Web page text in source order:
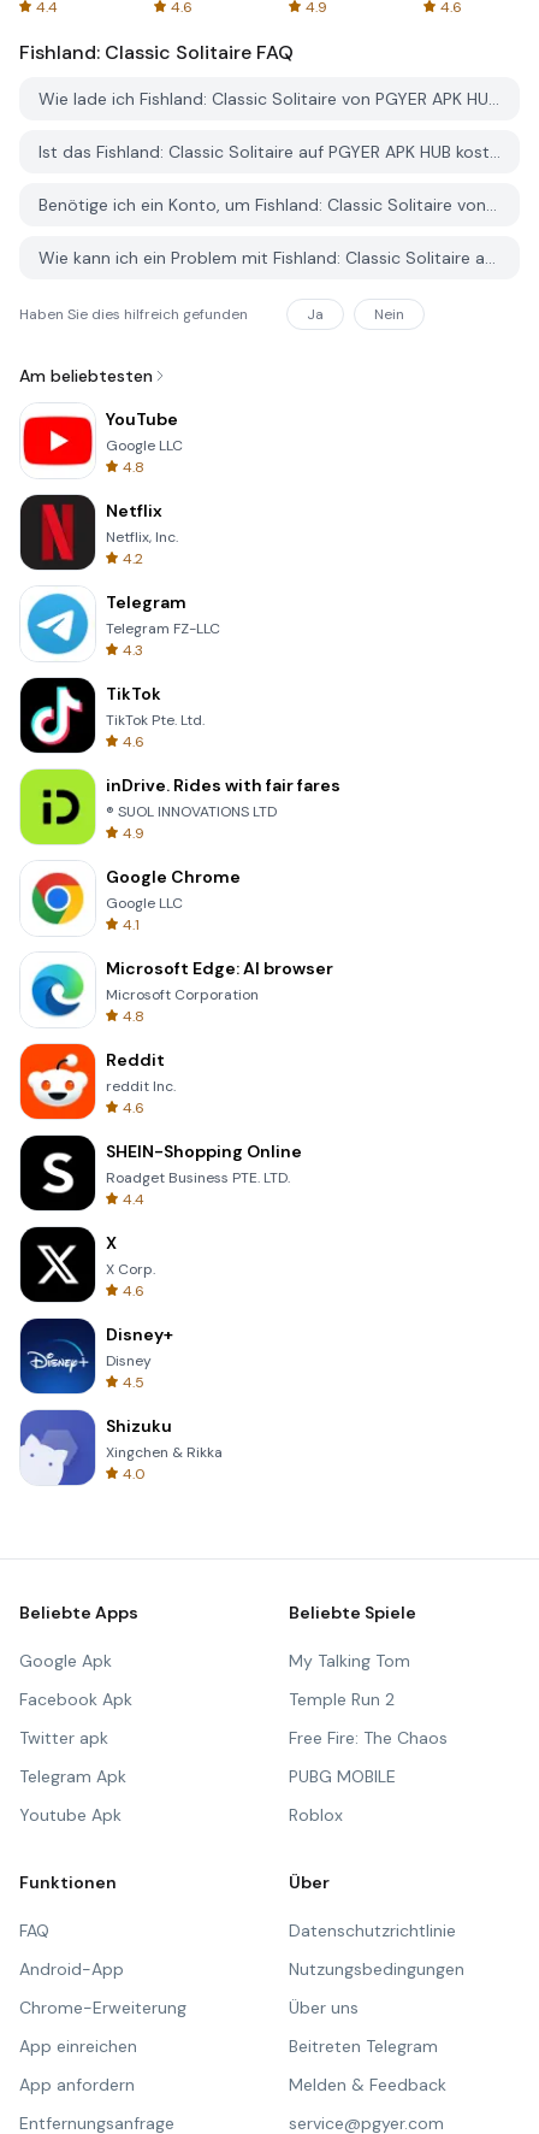
4.4 4.6 4.9 4.6
Fishland: Classic Solitaire FAQ
Wie lade ich Fishland: Classic Solitaire von PGYER APK HUB herunter?
Ist das Fishland: Classic Solitaire auf PGYER APK HUB kostenlos zum Download?
Benötige ich ein Konto, um Fishland: Classic Solitaire von PGYER APK HUB herunterzuladen?
Wie kann ich ein Problem mit Fishland: Classic Solitaire auf PGYER APK HUB melden?
Haben Sie dies hilfreich gefunden Ja Nein
Am beliebtesten
YouTube
Google LLC
4.8
Netflix
Netflix, Inc.
4.2
Telegram
Telegram FZ-LLC
4.3
TikTok
TikTok Pte. Ltd.
4.6
inDrive. Rides with fair fares
® SUOL INNOVATIONS LTD
4.9
Google Chrome
Google LLC
4.1
Microsoft Edge: AI browser
Microsoft Corporation
4.8
Reddit
reddit Inc.
4.6
SHEIN-Shopping Online
Roadget Business PTE. LTD.
4.4
X
X Corp.
4.6
Disney+
Disney
4.5
Shizuku
Xingchen & Rikka
4.0
Beliebte Apps
Google Apk
Facebook Apk
Twitter apk
Telegram Apk
Youtube Apk
Beliebte Spiele
My Talking Tom
Temple Run 2
Free Fire: The Chaos
PUBG MOBILE
Roblox
Funktionen
FAQ
Android-App
Chrome-Erweiterung
App einreichen
App anfordern
Entfernungsanfrage
Über
Datenschutzrichtlinie
Nutzungsbedingungen
Über uns
Beitreten Telegram
Melden & Feedback
service@pgyer.com